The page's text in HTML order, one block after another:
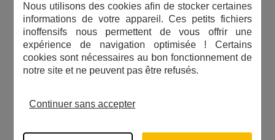
Débranchez électriquement votre
appareil lors du remplacement de
risque.
lampe UV allumée.
Nous utilisons des cookies afin de stocker certaines
informations de votre appareil. Ces petits fichiers
inoffensifs nous permettent de vous offrir une
expérience de navigation optimisée ! Certains
cookies sont nécessaires au bon fonctionnement de
notre site et ne peuvent pas être refusés.
Continuer sans accepter